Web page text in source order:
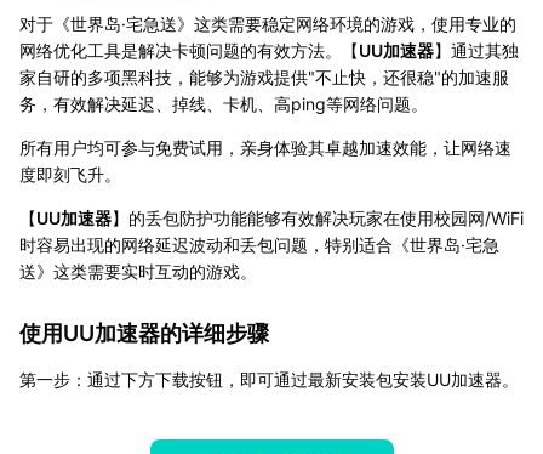
对于《世界岛·宅急送》这类需要稳定网络环境的游戏，使用专业的
网络优化工具是解决卡顿问题的有效方法。【UU加速器】通过其独
家自研的多项黑科技，能够为游戏提供"不止快，还很稳"的加速服
务，有效解决延迟、掉线、卡机、高ping等网络问题。
所有用户均可参与免费试用，亲身体验其卓越加速效能，让网络速
度即刻飞升。
【UU加速器】的丢包防护功能能够有效解决玩家在使用校园网/WiFi
时容易出现的网络延迟波动和丢包问题，特别适合《世界岛·宅急
送》这类需要实时互动的游戏。
使用UU加速器的详细步骤
第一步：通过下方下载按钮，即可通过最新安装包安装UU加速器。